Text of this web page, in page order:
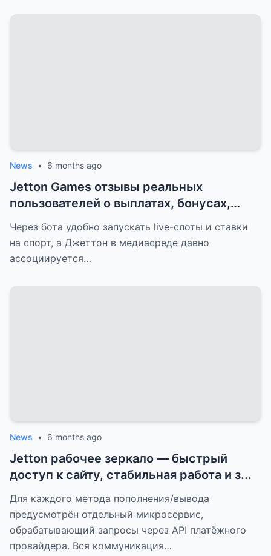
News • 6 months ago
Jetton Games отзывы реальных
пользователей о выплатах, бонусах,
поддер...
Через бота удобно запускать live-слоты и ставки
на спорт, а Джеттон в медиасреде давно
ассоциируется…
News • 6 months ago
Jetton рабочее зеркало — быстрый
доступ к сайту, стабильная работа и з...
Для каждого метода пополнения/вывода
предусмотрён отдельный микросервис,
обрабатывающий запросы через API платёжного
провайдера. Вся коммуникация…